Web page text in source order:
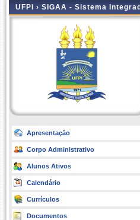
UFPI › SIGAA - Sistema
Apresentação
Corpo Administrativo
Alunos Ativos
Calendário
Currículos
Documentos